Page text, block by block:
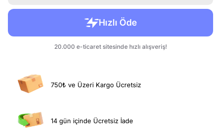
750₺ ve Üzeri Kargo Ücretsiz
14 gün içinde Ücretsiz İade